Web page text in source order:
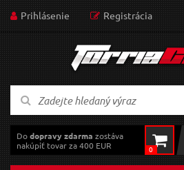
Prihlásenie Registrácia
Dodopravy zdarma zostáva
nakúpiť tovar za 400 EUR
0